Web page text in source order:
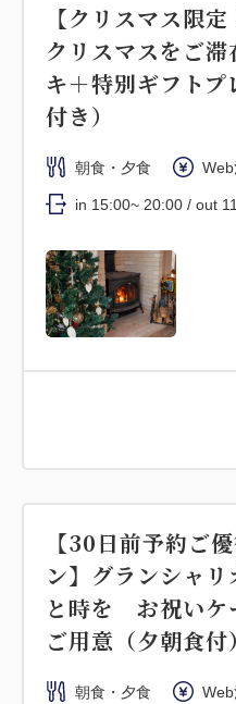
【クリスマス限
クリスマスをご
キ＋特別ギフト
付き）
朝食・夕食
in 15:00~ 20:00 / out
【30日前予約ご
ン】グランシャ
と時を お祝いケ
ご用意（夕朝食付）
朝食・夕食